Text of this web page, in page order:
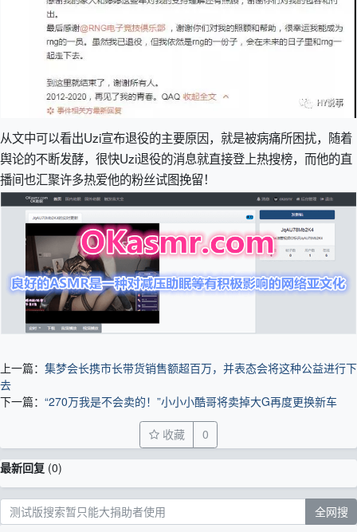
从文中可以看出Uzi宣布退役的主要原因，就是被病痛所困扰，随着
舆论的不断发酵，很快Uzi退役的消息就直接登上热搜榜，而他的直
播间也汇聚许多热爱他的粉丝试图挽留！
上一篇： 集梦会长携市长带货销售额超百万，并表态会将这种公益进行下
去
下一篇： “270万我是不会卖的！”小小小酷哥将卖掉大G再度更换新车
收藏 0
最新回复 (0)